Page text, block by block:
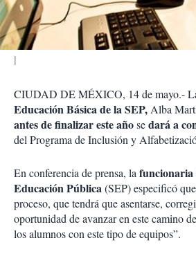
i
r
CIUDAD DE MÉXICO, 14 de mayo.-
Educación Básica de la SEP, Alba
antes de finalizar este añosedará a
del Programa de Inclusión y
En conferencia de prensa, la funcionaria
Educación Pública(SEP) especificó
proceso, que tendrá que asentarse,
oportunidad de avanzar en este camino
los alumnos con este tipo de equipos”.